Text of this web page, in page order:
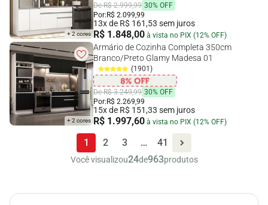
+ 2 cores
De R$ 2.999,99 30% OFF
Por:R$ 2.099,99
13x de R$ 161,53 sem juros
R$ 1.848,00 à vista no PIX (12% OFF)
+ 2 cores
Armário de Cozinha Completa 350cm
Branco/Preto Glamy Madesa 01
(1901)
De R$ 3.249,99 30% OFF
Por: R$ 2.269,99
15x de R$ 151,33 sem juros
R$ 1.997,60 à vista no PIX (12% OFF)
1 2 3 … 41
Você visualizou24de963produtos